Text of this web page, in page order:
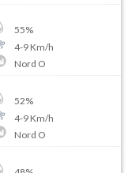
55%
4-9Km/h
Nord O
52%
4-9Km/h
Nord O